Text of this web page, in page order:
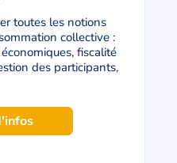
toutes les notions
collective :
fiscalité
des participants,